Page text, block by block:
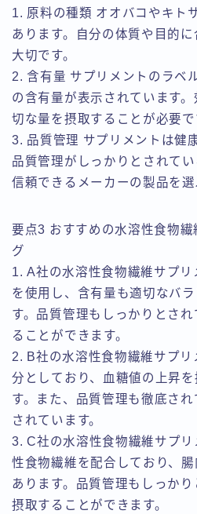
1. 原料の種類 オオバコやキト
あります。自分の体質や目的
大切です。
2. 含有量 サプリメントのラベ
の含有量が表示されています
切な量を摂取することが必要で
3. 品質管理 サプリメントは健
品質管理がしっかりとされてい
信頼できるメーカーの製品を選
要点3 おすすめの水溶性食物
グ
1. A社の水溶性食物繊維サプリ
を使用し、含有量も適切なバ
す。品質管理もしっかりとさ
ることができます。
2. B社の水溶性食物繊維サプ
分としており、血糖値の上昇
す。また、品質管理も徹底さ
されています。
3. C社の水溶性食物繊維サプ
性食物繊維を配合しており、
あります。品質管理もしっか
摂取することができます。